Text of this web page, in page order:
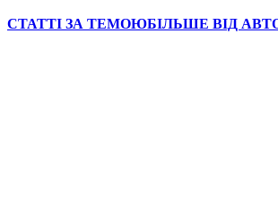
СТАТТІ ЗА ТЕМОЮБІЛЬШЕ ВІД